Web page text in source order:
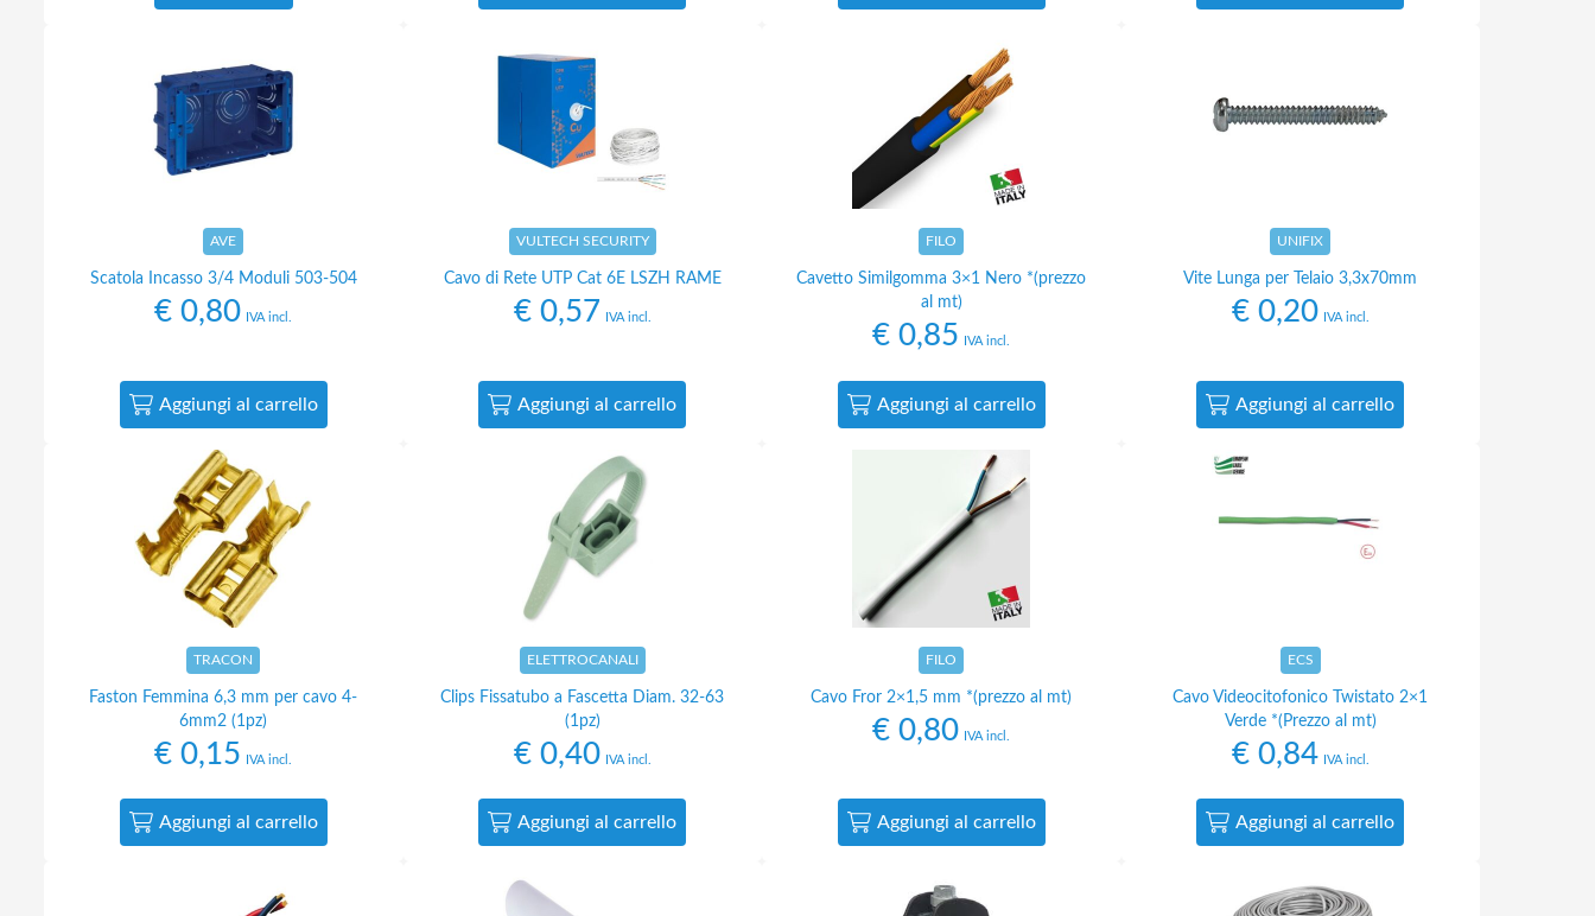
AVE
Scatola Incasso 3/4 Moduli 503-504
€ 0,80 IVA incl.
Aggiungi al carrello
VULTECH SECURITY
Cavo di Rete UTP Cat 6E LSZH RAME
€0,57 IVA incl.
Aggiungi al carrello
FILO
Cavetto Similgomma 3×1 Nero *(prezzo
al mt)
€ 0,85 IVA incl.
Aggiungi al carrello
UNIFIX
Vite Lunga per Telaio 3,3x70mm
€0,20 IVA incl.
Aggiungi al carrello
TRACON
Faston Femmina 6,3 mm per cavo 4-
6mm2 (1pz)
€ 0,15 IVA incl.
Aggiungi al carrello
ELETTROCANALI
Clips Fissatubo a Fascetta Diam. 32-63
(1pz)
€0,40 IVA incl.
Aggiungi al carrello
FILO
Cavo Fror 2×1,5 mm *(prezzo al mt)
€ 0,80 IVA incl.
Aggiungi al carrello
ECS
Cavo Videocitofonico Twistato 2×1
Verde *(Prezzo al mt)
€0,84 IVA incl.
Aggiungi al carrello